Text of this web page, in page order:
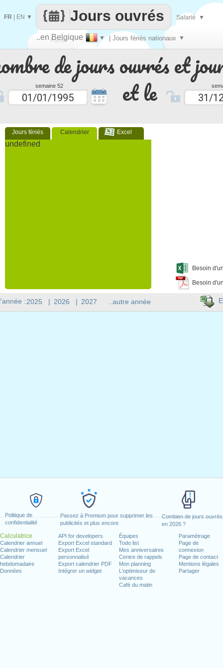
Politique de
confidentialité
Passez à Premium pour supprimer les
publicités et plus encore
Combien de jours ouvrés
en 2026 ?
Calculatrice
Calendrier annuel
Calendrier mensuel
Calendrier
hebdomadaire
Données
API for developers
Export Excel standard
Export Excel
personnalisé
Export calendrier PDF
Intégrer un widget
Équipes
Todo list
Mes anniversaires
Centre de rappels
Mon planning
L'optimiseur de
vacances
Café du matin
Paramétrage
Page de
connexion
Page de contact
Mentions légales
Partager
de jours ouvrés et
semaine 52 et le
Jours fériés Calendrier Excel
undefined
Besoin
Besoin
Faire
que
..en Belgique ▼ | Jours fériés nationaux ▼
Jours ouvrés
FR EN ▼ Salarié ▼
:2025 | 2026 | 2027 ..autre année